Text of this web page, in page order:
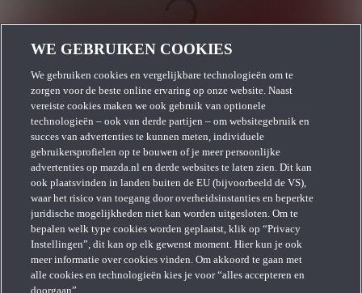
WE GEBRUIKEN COOKIES
We gebruiken cookies en vergelijkbare technologieën om te
zorgen voor de beste online ervaring op onze website. Naast
vereiste cookies maken we ook gebruik van optionele
technologieën – ook van derde partijen – om websitegebruik en
succes van advertenties te kunnen meten, individuele
gebruikersprofielen op te bouwen of je meer persoonlijke
advertenties op mazda.nl en derde websites te laten zien. Dit kan
ook plaatsvinden in landen buiten de EU (bijvoorbeeld de VS),
waar het risico van toegang door overheidsinstanties en beperkte
juridische mogelijkheden niet kan worden uitgesloten. Om te
bepalen welk type cookies worden geplaatst, klik op “Privacy
Instellingen”, dit kan op elk gewenst moment. Hier kun je ook
meer informatie over cookies vinden. Om akkoord te gaan met
alle cookies en technologieën kies je voor “alles accepteren en
doorgaan”.